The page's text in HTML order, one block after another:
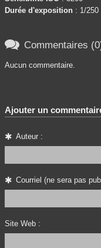
Durée d'exposition : 1/250
 Commentaires
Aucun commentaire.
Ajouter un
Auteur :
Courriel (ne sera pas
Site Web :